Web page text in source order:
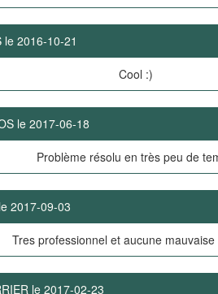
le 2016-10-21
Cool :)
le 2017-06-18
Problème résolu en très peu de
le 2017-09-03
Tres professionnel et aucune
le 2017-02-23